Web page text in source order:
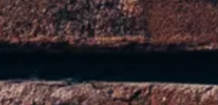
di agglomerato di
18 Kg/m3, rivestiti di
30 Kg/m3, rivestiti di